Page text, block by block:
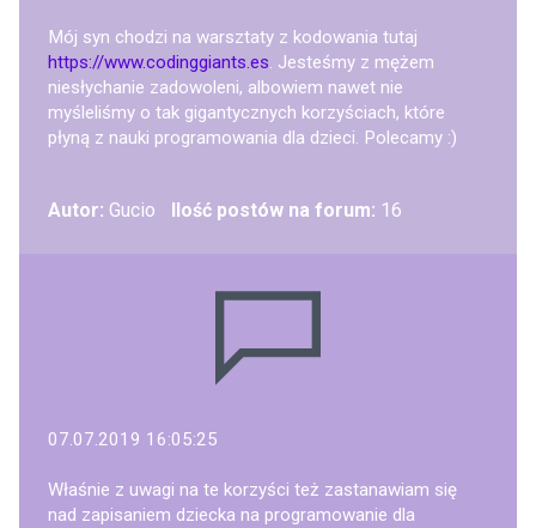
Mój syn chodzi na warsztaty z kodowania tutaj
https://www.codinggiants.es. Jesteśmy z mężem
niesłychanie zadowoleni, albowiem nawet nie
myśleliśmy o tak gigantycznych korzyściach, które
płyną z nauki programowania dla dzieci. Polecamy :)
Autor: Gucio Ilość postów na forum: 16
07.07.2019 16:05:25
Właśnie z uwagi na te korzyści też zastanawiam się
nad zapisaniem dziecka na programowanie dla